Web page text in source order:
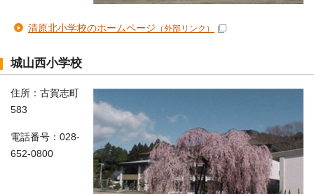
清原北小学校のホームページ （外部リンク）
城山西小学校
住所：古賀志町
583
電話番号：028-
652-0800